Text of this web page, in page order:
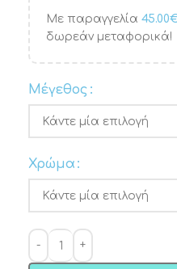
Με παραγγελία 45.00
δωρεάν μεταφορικά!
Μέγεθος
Χρώμα